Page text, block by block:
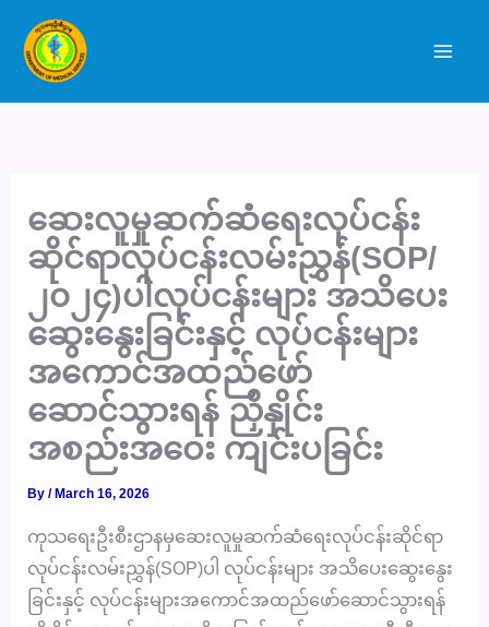
content
ဆေးလူမှုဆက်ဆံရေးလုပ်ငန်း
ဆိုင်ရာလုပ်ငန်းလမ်းညွှန်(SOP/
၂၀၂၄)ပါလုပ်ငန်းများ အသိပေး
ဆွေးနွေးခြင်းနှင့် လုပ်ငန်းများ
အကောင်အထည်ဖော်
ဆောင်သွားရန် ညှိနှိုင်း
အစည်းအဝေး ကျင်းပခြင်း
By/ March 16, 2026
ကုသရေးဦးစီးဌာနမှဆေးလူမှုဆက်ဆံရေးလုပ်ငန်းဆိုင်ရာ
လုပ်ငန်းလမ်းညွှန်(SOP)ပါ လုပ်ငန်းများ အသိပေးဆွေးနွေး
ခြင်းနှင့် လုပ်ငန်းများအကောင်အထည်ဖော်ဆောင်သွားရန်